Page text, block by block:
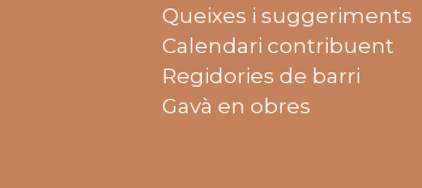
Queixes i suggeriments
Calendari contribuent
Regidories de barri
Gavà en obres